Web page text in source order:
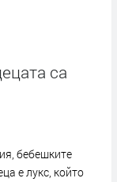
са
бебешките
е лукс, който